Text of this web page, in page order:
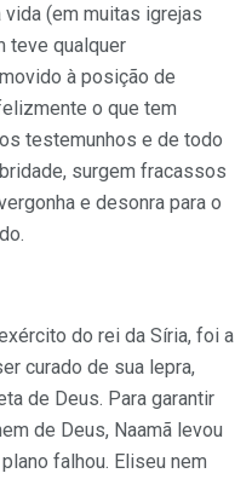
(em muitas igrejas
teve qualquer
à posição de
o que tem
testemunhos e de todo
surgem fracassos
e desonra para o
do rei da Síria, foi a
curado de sua lepra,
de Deus. Para garantir
de Deus, Naamã levou
falhou. Eliseu nem